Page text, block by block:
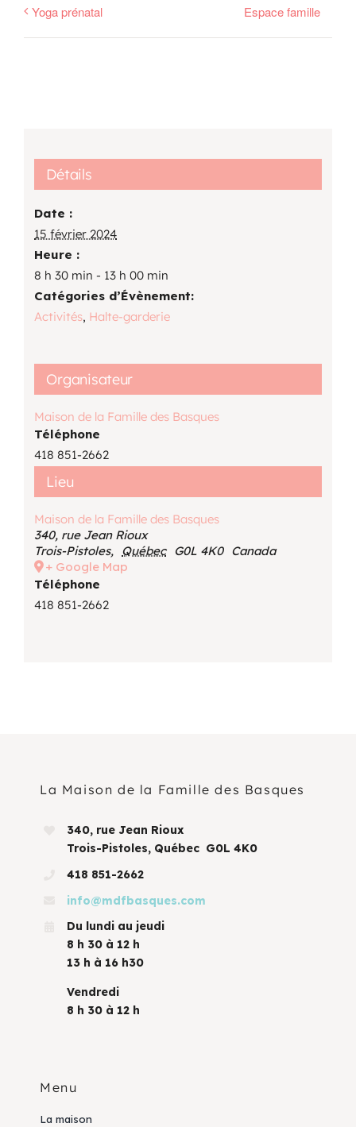
Yoga prénatal Espace famille
Détails
Date :
15 février 2024
Heure :
8 h 30 min - 13 h 00 min
Catégories d’Évènement:
Activités, Halte-garderie
Lieu
Maison de la Famille des Basques
340, rue Jean Rioux
Trois-Pistoles, Québec G0L 4K0 Canada
+ Google Map
Téléphone
418 851-2662
Organisateur
Maison de la Famille des Basques
Téléphone
418 851-2662
La Maison de la Famille des Basques
340, rue Jean Rioux
Trois-Pistoles, Québec G0L 4K0
418 851-2662
info@mdfbasques.com
Du lundi au jeudi
8 h 30 à 12 h
13 h à 16 h30
Vendredi
8 h 30 à 12 h
Menu
La maison